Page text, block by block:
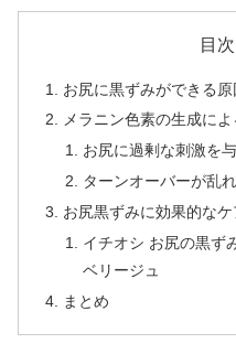
目次
お尻に黒ずみができる原
メラニン色素の生成に
お尻に過剰な刺激を
ターンオーバーが乱
お尻黒ずみに効果的なケ
イチオシ お尻の黒ず
ベリージュ
まとめ